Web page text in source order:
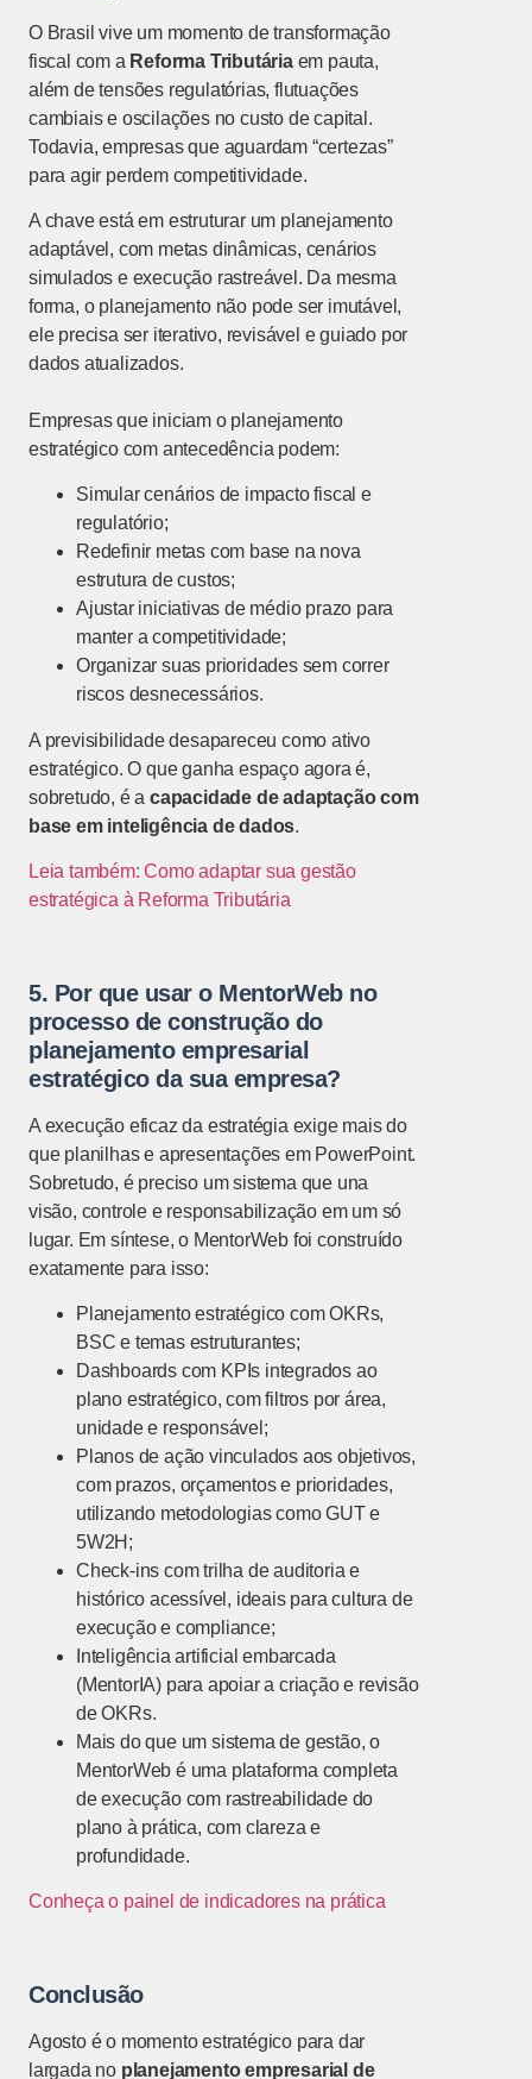
O Brasil vive um momento de transformação
fiscal com a Reforma Tributáriaem pauta,
além de tensões regulatórias, flutuações
cambiais e oscilações no custo de capital.
Todavia, empresas que aguardam “certezas”
para agir perdem competitividade.
A chave está em estruturar um planejamento
adaptável, com metas dinâmicas, cenários
simulados e execução rastreável. Da mesma
forma, o planejamento não pode ser imutável,
ele precisa ser iterativo, revisável e guiado por
dados atualizados.
Empresas que iniciam o planejamento
estratégico com antecedência podem:
Simular cenários de impacto fiscal e
regulatório;
Redefinir metas com base na nova
estrutura de custos;
Ajustar iniciativas de médio prazo para
manter a competitividade;
Organizar suas prioridades sem correr
riscos desnecessários.
A previsibilidade desapareceu como ativo
estratégico. O que ganha espaço agora é,
sobretudo, é acapacidade de adaptação com
base em inteligência de dados.
Leia também: Como adaptar sua gestão
estratégica à Reforma Tributária
5. Por que usar o MentorWeb no
processo de construção do
planejamento empresarial
estratégico da sua empresa?
A execução eficaz da estratégia exige mais do
que planilhas e apresentações em PowerPoint.
Sobretudo, é preciso um sistema que una
visão, controle e responsabilização em um só
lugar. Em síntese, o MentorWeb foi construído
exatamente para isso:
Planejamento estratégico com OKRs,
BSC e temas estruturantes;
Dashboards com KPIs integrados ao
plano estratégico, com filtros por área,
unidade e responsável;
Planos de ação vinculados aos objetivos,
com prazos, orçamentos e prioridades,
utilizando metodologias como GUT e
5W2H;
Check-ins com trilha de auditoria e
histórico acessível, ideais para cultura de
execução e compliance;
Inteligência artificial embarcada
(MentorIA) para apoiar a criação e revisão
de OKRs.
Mais do que um sistema de gestão, o
MentorWeb é uma plataforma completa
de execução com rastreabilidade do
plano à prática, com clareza e
profundidade.
Conheça o painel de indicadores na prática
Conclusão
Agosto é o momento estratégico para dar
largada no planejamento empresarial de